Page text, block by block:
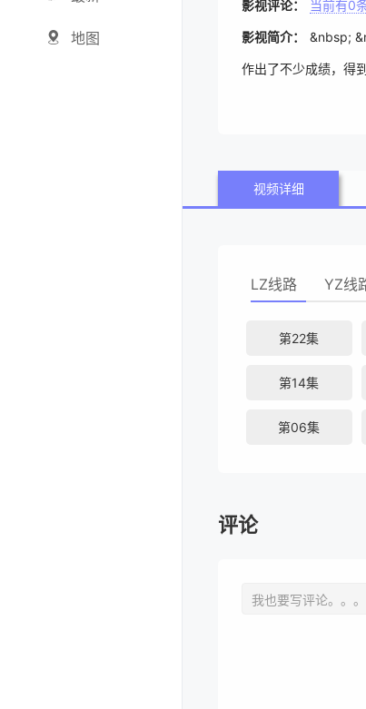
地图
影视评论： 当前有0
影视简介： &nbsp;
作出了不少成绩，得
名义被学校开除。
静时，李安乐伤痕
视频详细
LZ线路 YZ线
第22集
第14集
第06集
评论